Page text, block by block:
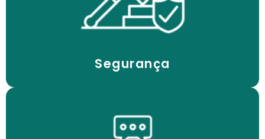
Segurança
Segurança jurídica em contratos e